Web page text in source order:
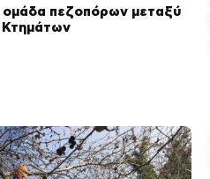
ομάδα πεζοπόρων μεταξύ
Κτημάτων